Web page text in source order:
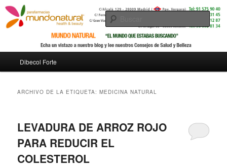
principal
Ir
principal
Ir
secundario
Dibecol Forte
ARCHIVO DE LA ETIQUETA:MEDICINA NATURAL
LEVADURA DE ARROZ ROJO
PARA REDUCIR EL
COLESTEROL